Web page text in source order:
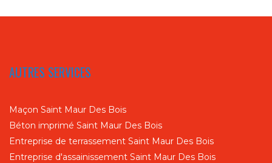
AUTRES SERVICES
Maçon Saint Maur Des Bois
Béton imprimé Saint Maur Des Bois
Entreprise de terrassement Saint Maur Des Bois
Entreprise d'assainissement Saint Maur Des Bois